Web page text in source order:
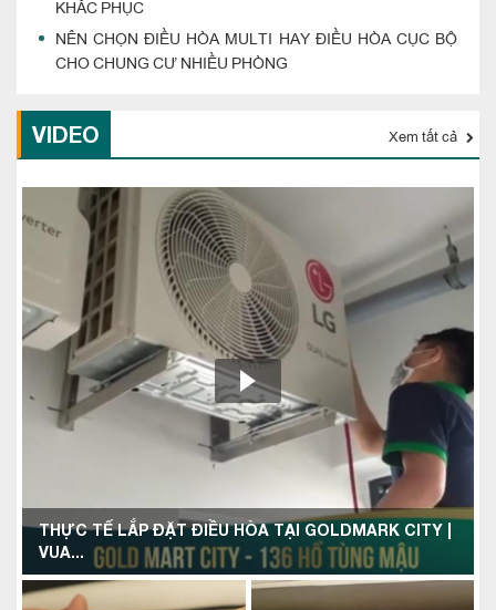
KHẮC PHỤC
NÊN CHỌN ĐIỀU HÒA MULTI HAY ĐIỀU HÒA CỤC BỘ
CHO CHUNG CƯ NHIỀU PHÒNG
VIDEO Xem tất cả
THỰC TẾ LẮP ĐẶT ĐIỀU HÒA TẠI GOLDMARK CITY |
VUA...